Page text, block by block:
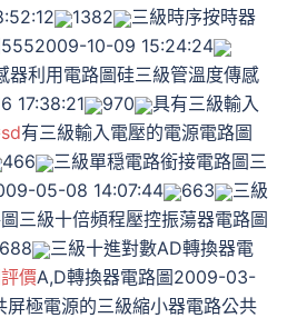
1382
三級時序按時器
5552009-10-09 15:24:24
器利用電路圖硅三級管溫度傳感
17:38:21
970
具有三級輸入
有三級輸入電壓的電源電路圖
466
三級單穏電路銜接電路圖三
05-08 14:07:44
663
三級
三級十倍頻程壓控振蕩器電路圖
688
三級十進對數AD轉換器電
價A,D轉換器電路圖2009-03-
屏極電源的三級縮小器電路公共